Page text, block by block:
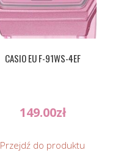
CASIO EU F-91WS-4EF
149.00zł
Przejdź do produktu